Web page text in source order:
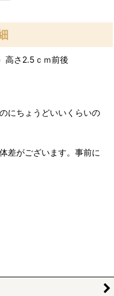
さ2.5ｃｍ前後
にちょうどいいくらいの
差がございます。事前に